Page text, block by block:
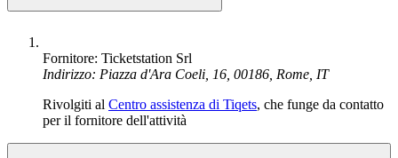
Fornitore: Ticketstation Srl
Indirizzo: Piazza d'Ara Coeli, 16, 00186, Rome, IT
Rivolgiti al Centro assistenza di Tiqets, che funge da contatto
per il fornitore dell'attività